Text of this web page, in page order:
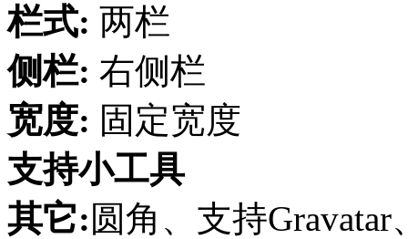
栏式: 两栏
侧栏: 右侧栏
宽度: 固定宽度
支持小工具
其它:圆角、支持